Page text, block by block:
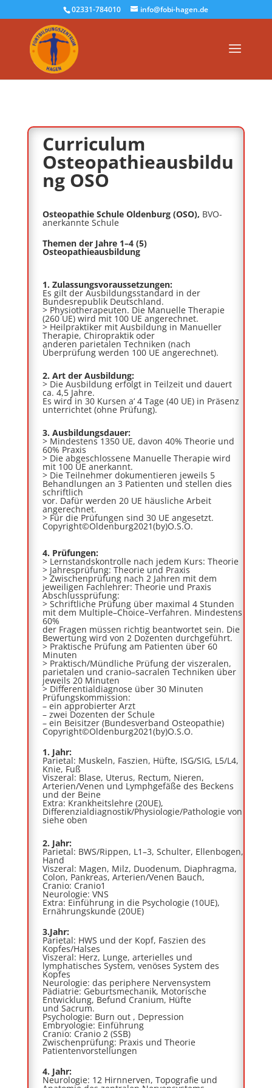
02331-784010 info@fobi-hagen.de
Curriculum
Osteopathieausbildu
ng OSO
Osteopathie Schule Oldenburg (OSO), BVO-
anerkannte Schule
Themen der Jahre 1–4 (5)
Osteopathieausbildung
1. Zulassungsvoraussetzungen:
Es gilt der Ausbildungsstandard in der
Bundesrepublik Deutschland.
> Physiotherapeuten. Die Manuelle Therapie
(260 UE) wird mit 100 UE angerechnet.
> Heilpraktiker mit Ausbildung in Manueller
Therapie, Chiropraktik oder
anderen parietalen Techniken (nach
Überprüfung werden 100 UE angerechnet).
2. Art der Ausbildung:
> Die Ausbildung erfolgt in Teilzeit und dauert
ca. 4,5 Jahre.
Es wird in 30 Kursen a‘ 4 Tage (40 UE) in Präsenz
unterrichtet (ohne Prüfung).
3. Ausbildungsdauer:
> Mindestens 1350 UE, davon 40% Theorie und
60% Praxis
> Die abgeschlossene Manuelle Therapie wird
mit 100 UE anerkannt.
> Die Teilnehmer dokumentieren jeweils 5
Behandlungen an 3 Patienten und stellen dies
schriftlich
vor. Dafür werden 20 UE häusliche Arbeit
angerechnet.
> Für die Prüfungen sind 30 UE angesetzt.
Copyright©Oldenburg2021(by)O.S.O.
4. Prüfungen:
> Lernstandskontrolle nach jedem Kurs: Theorie
> Jahresprüfung: Theorie und Praxis
> Zwischenprüfung nach 2 Jahren mit dem
jeweiligen Fachlehrer: Theorie und Praxis
Abschlussprüfung:
> Schriftliche Prüfung über maximal 4 Stunden
mit dem Multiple–Choice–Verfahren. Mindestens
60%
der Fragen müssen richtig beantwortet sein. Die
Bewertung wird von 2 Dozenten durchgeführt.
> Praktische Prüfung am Patienten über 60
Minuten
> Praktisch/Mündliche Prüfung der viszeralen,
parietalen und cranio–sacralen Techniken über
jeweils 20 Minuten
> Differentialdiagnose über 30 Minuten
Prüfungskommission:
– ein approbierter Arzt
– zwei Dozenten der Schule
– ein Beisitzer (Bundesverband Osteopathie)
Copyright©Oldenburg2021(by)O.S.O.
1. Jahr:
Parietal: Muskeln, Faszien, Hüfte, ISG/SIG, L5/L4,
Knie, Fuß
Viszeral: Blase, Uterus, Rectum, Nieren,
Arterien/Venen und Lymphgefäße des Beckens
und der Beine
Extra: Krankheitslehre (20UE),
Differenzialdiagnostik/Physiologie/Pathologie von
siehe oben
2. Jahr:
Parietal: BWS/Rippen, L1–3, Schulter, Ellenbogen,
Hand
Viszeral: Magen, Milz, Duodenum, Diaphragma,
Colon, Pankreas, Arterien/Venen Bauch,
Cranio: Cranio1
Neurologie: VNS
Extra: Einführung in die Psychologie (10UE),
Ernährungskunde (20UE)
3.Jahr:
Parietal: HWS und der Kopf, Faszien des
Kopfes/Halses
Viszeral: Herz, Lunge, arterielles und
lymphatisches System, venöses System des
Kopfes
Neurologie: das periphere Nervensystem
Pädiatrie: Geburtsmechanik, Motorische
Entwicklung, Befund Cranium, Hüfte
und Sacrum.
Psychologie: Burn out , Depression
Embryologie: Einführung
Cranio: Cranio 2 (SSB)
Zwischenprüfung: Praxis und Theorie
Patientenvorstellungen
4. Jahr:
Neurologie: 12 Hirnnerven, Topografie und